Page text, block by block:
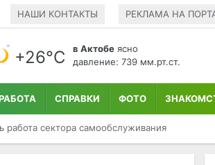
НАШИ КОНТАКТЫ РЕКЛАМА НА
+26°С в Актобе ясно
давление: 739 мм.рт.ст.
СПРАВКИ ФОТО
работа сектора самообслуживания